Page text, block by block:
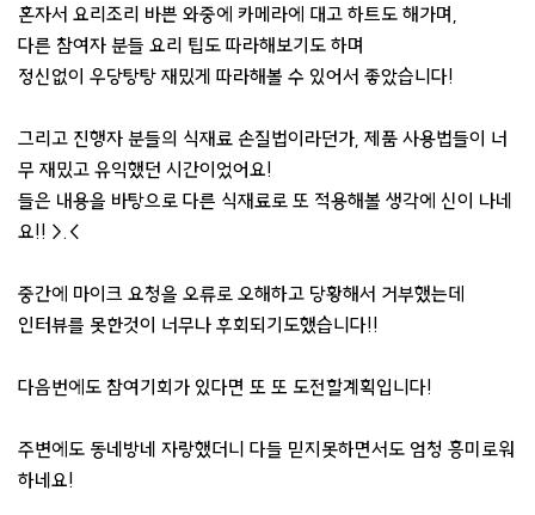
혼자서 요리조리 바쁜 와중에 카메라에 대고 하트도 해가며,
다른 참여자 분들 요리 팁도 따라해보기도 하며
정신없이 우당탕탕 재밌게 따라해볼 수 있어서 좋았습니다!
그리고 진행자 분들의 식재료 손질법이라던가, 제품 사용법들이 너
무 재밌고 유익했던 시간이었어요!
들은 내용을 바탕으로 다른 식재료로 또 적용해볼 생각에 신이 나네
요!! >.<
중간에 마이크 요청을 오류로 오해하고 당황해서 거부했는데
인터뷰를 못한것이 너무나 후회되기도했습니다!!
다음번에도 참여기회가 있다면 또 또 도전할계획입니다!
주변에도 동네방네 자랑했더니 다들 믿지못하면서도 엄청 흥미로워
하네요!